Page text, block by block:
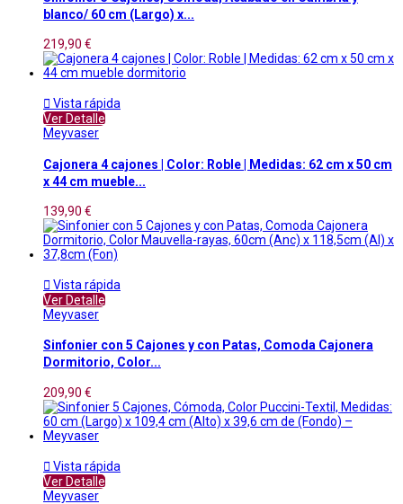
blanco/ 60 cm (Largo) x...
219,90 €
 Vista rápida
Ver Detalle
Meyvaser
Cajonera 4 cajones | Color: Roble | Medidas: 62 cm x 50 cm
x 44 cm mueble...
139,90 €
 Vista rápida
Ver Detalle
Meyvaser
Sinfonier con 5 Cajones y con Patas, Comoda Cajonera
Dormitorio, Color...
209,90 €
 Vista rápida
Ver Detalle
Meyvaser